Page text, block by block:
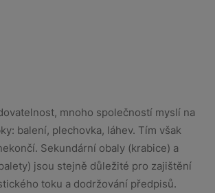
mnoho společností myslí na
balení, plechovka, láhev. Tím však
Sekundární obaly (krabice) a
jsou stejně důležité pro zajištění
toku a dodržování předpisů.